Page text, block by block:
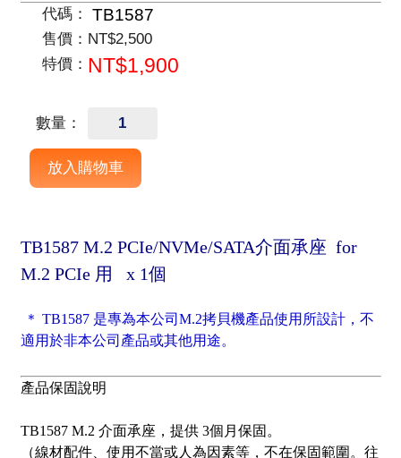
代碼： TB1587
售價： NT$2,500
特價： NT$1,900
數量：
TB1587 M.2 PCIe/NVMe/SATA介面承座 for
M.2 PCIe 用 x 1個
＊ TB1587 是專為本公司M.2拷貝機產品使用所設計， 不
適用於非本公司產品或其他用途。
產品保固說明
TB1587 M.2 介面承座，提供 3個月保固。
（線材配件、使用不當或人為因素等，不在保固範圍。往